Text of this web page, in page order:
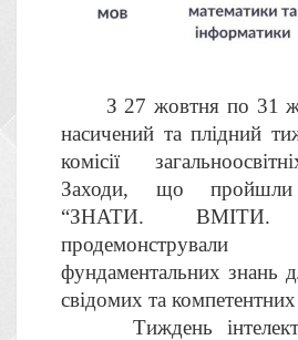
З 27 жовтня по 31
насичений та плідний
комісії
Заходи, що
“ЗНАТИ. ВМІТИ.
продемонстрували
фундаментальних знань
свідомих та компетентних
Тиждень інтелекту